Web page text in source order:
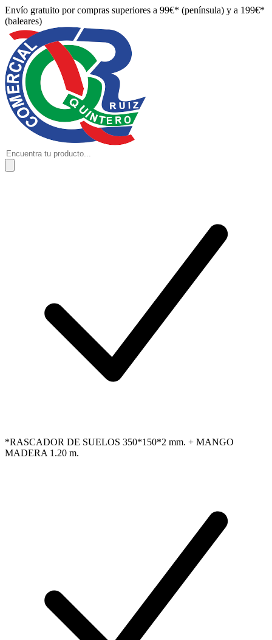
Envío gratuito por compras superiores a 99€* (península) y a 199€*
(baleares)
*RASCADOR DE SUELOS 350*150*2 mm. + MANGO
MADERA 1.20 m.